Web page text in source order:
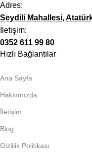
Adres:
Seydili Mahallesi,
İletişim:
0352 611 99 80
Hızlı Bağlantılar
Ana Sayfa
Hakkımızda
İletişim
Blog
Gizlilik Politikası